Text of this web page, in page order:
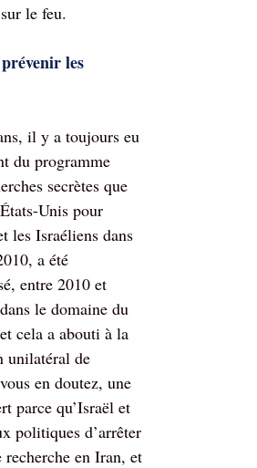
le feu.
les
il y a toujours eu
du programme
secrètes que
Unis pour
les Israéliens dans
a été
entre 2010 et
le domaine du
cela a abouti à la
unilatéral de
en doutez, une
parce qu’Israël et
politiques d’arrêter
en Iran, et